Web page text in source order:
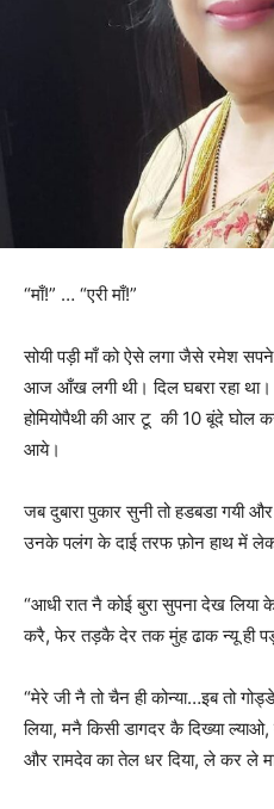
“माँ!” … “एरी माँ!”
सोयी पड़ी माँ को ऐसे लगा जैसे रमेश
आज आँख लगी थी। दिल घबरा रहा था।
होमियोपैथी की आर टू की 10 बूंदे घोल
आये।
जब दुबारा पुकार सुनी तो हडबडा
उनके पलंग के दाई तरफ फ़ोन हाथ में
“आधी रात नै कोई बुरा सुपना देख लिया
करै, फेर तड़कै देर तक मुंह ढाक न्यू ही
“मेरे जी नै तो चैन ही कोन्या…इब तो
लिया, मनै किसी डागदर कै दिख्या
और रामदेव का तेल धर दिया, ले कर ले